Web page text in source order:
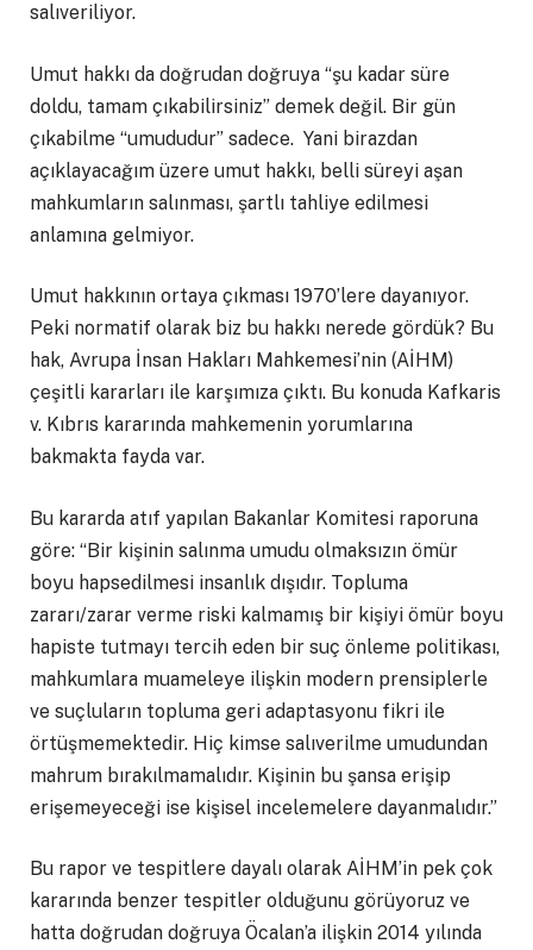
salıveriliyor.
Umut hakkı da doğrudan doğruya “şu kadar süre
doldu, tamam çıkabilirsiniz” demek değil. Bir gün
çıkabilme “umududur” sadece. Yani birazdan
açıklayacağım üzere umut hakkı, belli süreyi aşan
mahkumların salınması, şartlı tahliye edilmesi
anlamına gelmiyor.
Umut hakkının ortaya çıkması 1970’lere dayanıyor.
Peki normatif olarak biz bu hakkı nerede gördük? Bu
hak, Avrupa İnsan Hakları Mahkemesi’nin (AİHM)
çeşitli kararları ile karşımıza çıktı. Bu konuda Kafkaris
v. Kıbrıs kararında mahkemenin yorumlarına
bakmakta fayda var.
Bu kararda atıf yapılan Bakanlar Komitesi raporuna
göre: “Bir kişinin salınma umudu olmaksızın ömür
boyu hapsedilmesi insanlık dışıdır. Topluma
zararı/zarar verme riski kalmamış bir kişiyi ömür boyu
hapiste tutmayı tercih eden bir suç önleme politikası,
mahkumlara muameleye ilişkin modern prensiplerle
ve suçluların topluma geri adaptasyonu fikri ile
örtüşmemektedir. Hiç kimse salıverilme umudundan
mahrum bırakılmamalıdır. Kişinin bu şansa erişip
erişemeyeceği ise kişisel incelemelere dayanmalıdır.”
Bu rapor ve tespitlere dayalı olarak AİHM’in pek çok
kararında benzer tespitler olduğunu görüyoruz ve
hatta doğrudan doğruya Öcalan’a ilişkin 2014 yılında